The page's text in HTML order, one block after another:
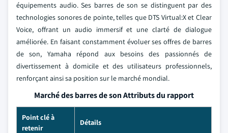
équipements audio. Ses barres de son se distinguent par des
technologies sonores de pointe, telles que DTS Virtual:X et Clear
Voice, offrant un audio immersif et une clarté de dialogue
améliorée. En faisant constamment évoluer ses offres de barres
de son, Yamaha répond aux besoins des passionnés de
divertissement à domicile et des utilisateurs professionnels,
renforçant ainsi sa position sur le marché mondial.
Marché des barres de son Attributs du rapport
Point clé à
retenir
Détails